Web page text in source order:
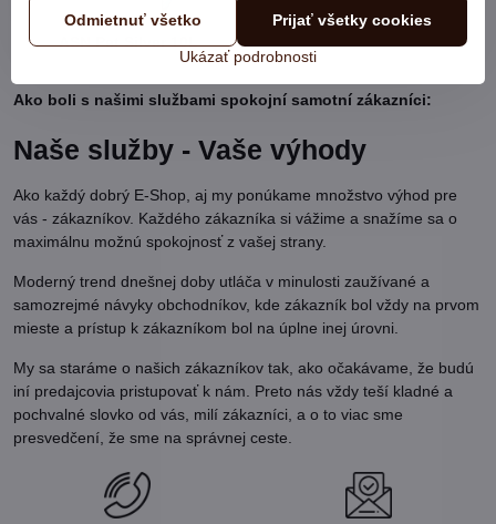
ASN Pet Silver 10L
Ako boli s našimi službami spokojní samotní zákazníci:
Naše služby - Vaše výhody
Ako každý dobrý E-Shop, aj my ponúkame množstvo výhod pre
vás - zákazníkov. Každého zákazníka si vážime a snažíme sa o
maximálnu možnú spokojnosť z vašej strany.
Moderný trend dnešnej doby utláča v minulosti zaužívané a
samozrejmé návyky obchodníkov, kde zákazník bol vždy na prvom
mieste a prístup k zákazníkom bol na úplne inej úrovni.
My sa staráme o našich zákazníkov tak, ako očakávame, že budú
iní predajcovia pristupovať k nám. Preto nás vždy teší kladné a
pochvalné slovko od vás, milí zákazníci, a o to viac sme
presvedčení, že sme na správnej ceste.
Ukázať podrobnosti
Prijať všetky cookies
Odmietnuť všetko